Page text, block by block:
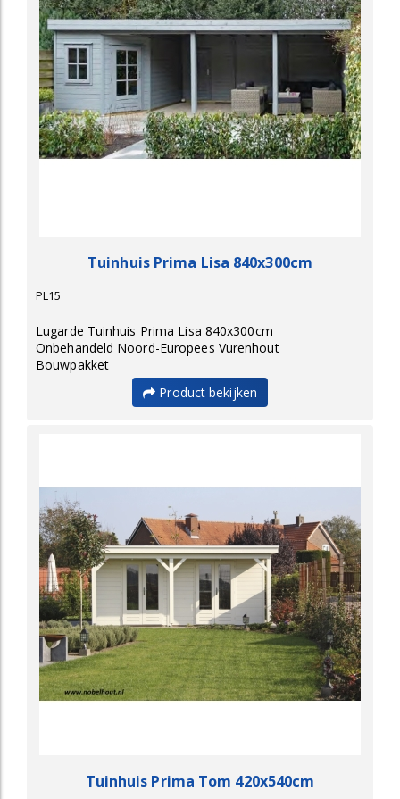
Tuinhuis Prima Lisa 840x300cm
PL15
Lugarde Tuinhuis Prima Lisa 840x300cm
Onbehandeld Noord-Europees Vurenhout
Bouwpakket
Product bekijken
Tuinhuis Prima Tom 420x540cm